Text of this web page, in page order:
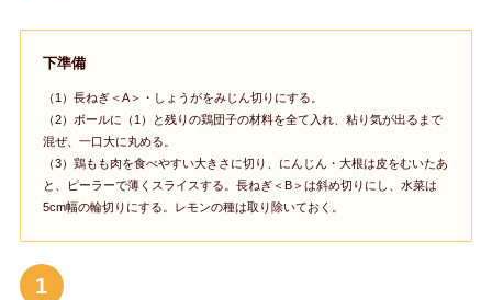
下準備
（1）長ねぎ＜A＞・しょうがをみじん切りにする。
（2）ボールに（1）と残りの鶏団子の材料を全て入れ、粘り気が出るまで
混ぜ、一口大に丸める。
（3）鶏もも肉を食べやすい大きさに切り、にんじん・大根は皮をむいたあ
と、ピーラーで薄くスライスする。長ねぎ＜B＞は斜め切りにし、水菜は
5cm幅の輪切りにする。レモンの種は取り除いておく。
1